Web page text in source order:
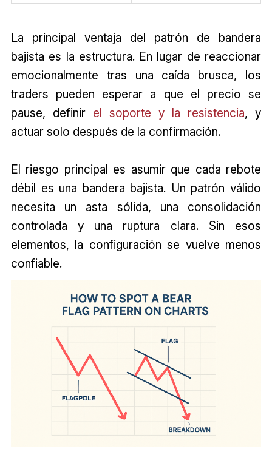
La principal ventaja del patrón de bandera
bajista es la estructura. En lugar de reaccionar
emocionalmente tras una caída brusca, los
traders pueden esperar a que el precio se
pause, definir el soporte y la resistencia, y
actuar solo después de la confirmación.
El riesgo principal es asumir que cada rebote
débil es una bandera bajista. Un patrón válido
necesita un asta sólida, una consolidación
controlada y una ruptura clara. Sin esos
elementos, la configuración se vuelve menos
confiable.